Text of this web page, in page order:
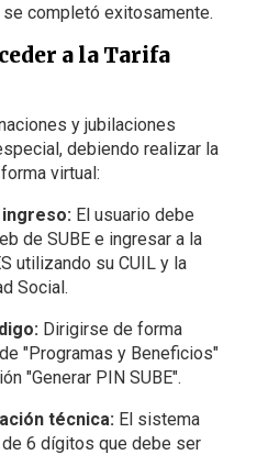
completó exitosamente.
a la Tarifa
y jubilaciones
debiendo realizar la
virtual:
El usuario debe
de SUBE e ingresar a la
utilizando su CUIL y la
Social.
Dirigirse de forma
"Programas y Beneficios"
"Generar PIN SUBE".
técnica: El sistema
6 dígitos que debe ser